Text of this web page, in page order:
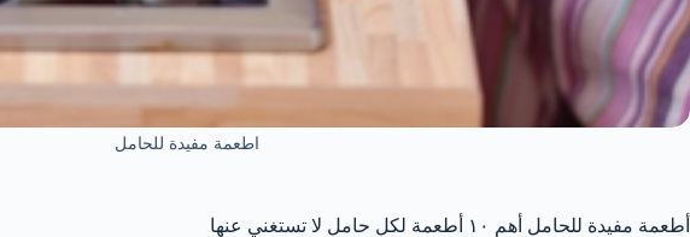
اطعمة مفيدة للحامل
أطعمة مفيدة للحامل أهم ١٠ أطعمة لكل حامل لا تستغني عنها